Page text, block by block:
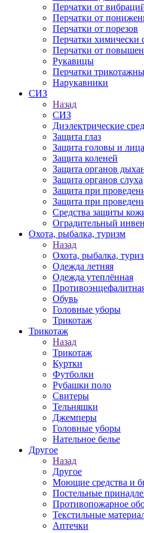
Перчатки от
Перчатки от
Перчатки от порезов
Перчатки химически
Перчатки от
Рукавицы
Перчатки
Нарукавники
СИЗ
Назад
СИЗ
Диэлектрические
Защита глаз
Защита головы и лица
Защита коленей
Защита органов
Защита органов слуха
Защита при
Защита при
Средства защиты
Оградительный
Охота, рыбалка, туризм
Назад
Охота, рыбалка,
Одежда летняя
Одежда утеплённая
Обувь
Головные уборы
Трикотаж
Трикотаж
Назад
Трикотаж
Куртки
Футболки
Рубашки поло
Свитеры
Тельняшки
Джемперы
Головные уборы
Нательное белье
Другое
Назад
Другое
Моющие средства и
Постельные
Противопожарное
Текстильные
Аптечки